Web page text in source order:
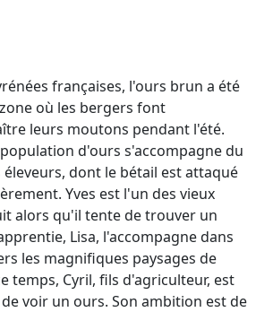
françaises, l'ours brun a été
où les bergers font
leurs moutons pendant l'été.
d'ours s'accompagne du
dont le bétail est attaqué
Yves est l'un des vieux
alors qu'il tente de trouver un
Lisa, l'accompagne dans
les magnifiques paysages de
temps, Cyril, fils d'agriculteur, est
voir un ours. Son ambition est de